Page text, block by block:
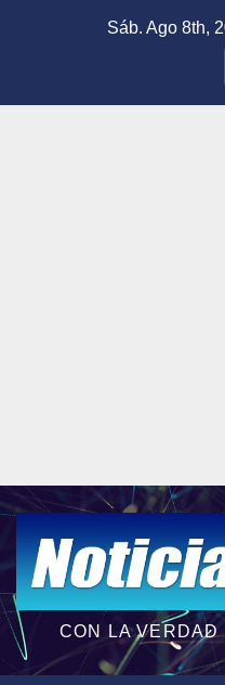
Sáb. Ago 8th,
CON LA